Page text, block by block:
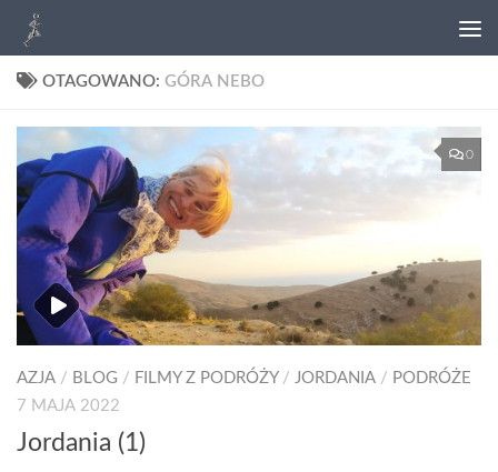
OTAGOWANO: GÓRA NEBO
0
AZJA / BLOG / FILMY Z PODRÓŻY/ JORDANIA / PODRÓŻE
7 MAJA 2022
Jordania (1)